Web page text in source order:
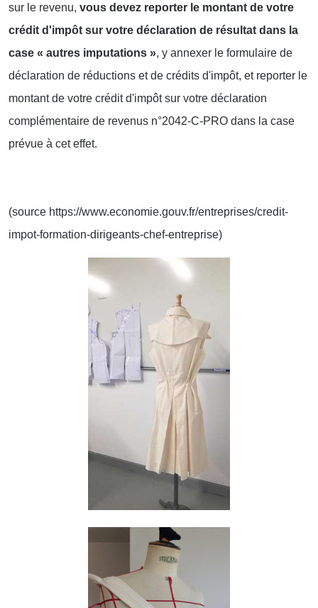
sur le revenu, vous devez reporter le montant de votre
crédit d'impôt sur votre déclaration de résultat dans la
case « autres imputations », y annexer e formulaire de
déclaration de réductions et de crédits d'impôt, et reporter le
montant de votre crédit d'impôt sur votre déclaration
complémentaire de revenus n°2042-C-PRO dans la case
prévue à cet effet.
(source https://www.economie.gouv.fr/entreprises/credit-
impot-formation-dirigeants-chef-entreprise)